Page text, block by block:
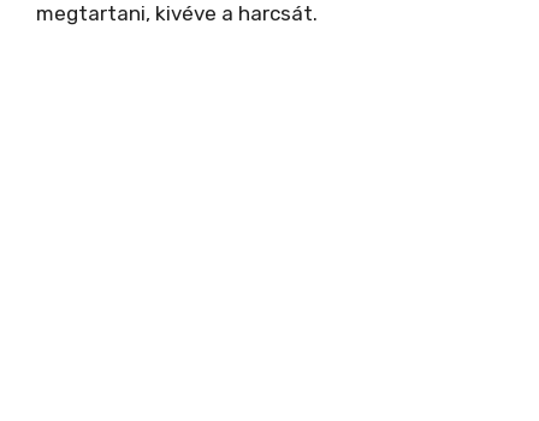
megtartani, kivéve a harcsát.